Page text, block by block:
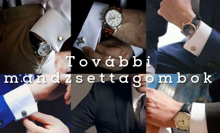
További
mandzsettagombok